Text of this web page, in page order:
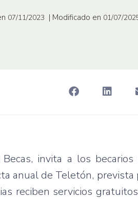
07/11/2023 | Modificado en 01/07/
invita a los becarios
anual de Teletón, prevista
reciben servicios